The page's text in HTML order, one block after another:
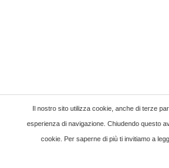
Il nostro sito utilizza cookie, anche di terze
esperienza di navigazione. Chiudendo questo
cookie. Per saperne di più ti invitiamo a